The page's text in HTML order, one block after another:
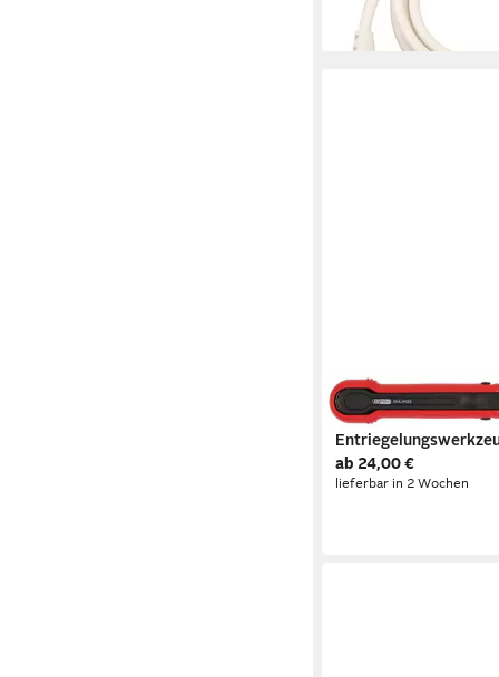
in 2-3 Werktagen bei dir
KS TOOLS
KS Tools 154.0122
Flachstecker 4,8 mm -
Entriegelung
ab 24,00 €
lieferbar in 2 Wochen